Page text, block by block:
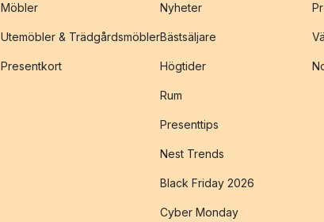
Möbler
Utemöbler & Trädgårdsmöbler
Presentkort
Nyheter
Bästsäljare
Högtider
Rum
Presenttips
Nest Trends
Black Friday 2026
Cyber Monday